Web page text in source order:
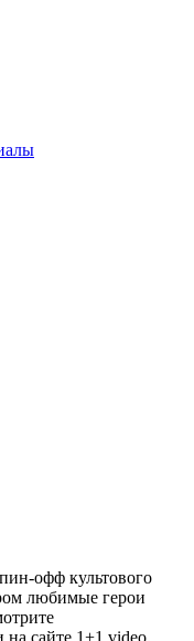
офф культового
любимые герои
сайте 1+1 video.